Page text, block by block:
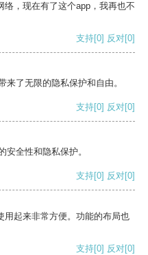
，现在有了这个app，我再也不
支持[0] 反对[0]
了无限的隐私保护和自由。
支持[0] 反对[0]
全性和隐私保护。
支持[0] 反对[0]
用起来非常方便。功能的布局也
支持[0] 反对[0]